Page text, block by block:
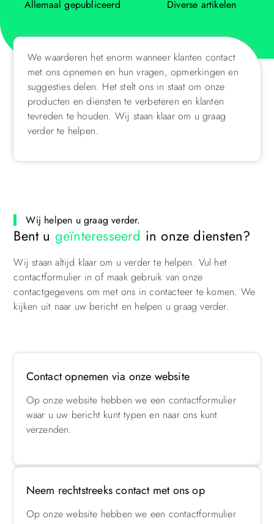
Allemaal gepubliceerd Diverse artikelen
We waarderen het enorm wanneer klanten contact
met ons opnemen en hun vragen, opmerkingen en
suggesties delen. Het stelt ons in staat om onze
producten en diensten te verbeteren en klanten
tevreden te houden. Wij staan klaar om u graag
verder te helpen.
Wij helpen u graag verder.
Bent u geïnteresseerd in onze diensten?
Wij staan altijd klaar om u verder te helpen. Vul het
contactformulier in of maak gebruik van onze
contactgegevens om met ons in contacteer te komen. We
kijken uit naar uw bericht en helpen u graag verder.
Contact opnemen via onze website
Op onze website hebben we een contactformulier
waar u uw bericht kunt typen en naar ons kunt
verzenden.
Neem rechtstreeks contact met ons op
Op onze website hebben we een contactformulier